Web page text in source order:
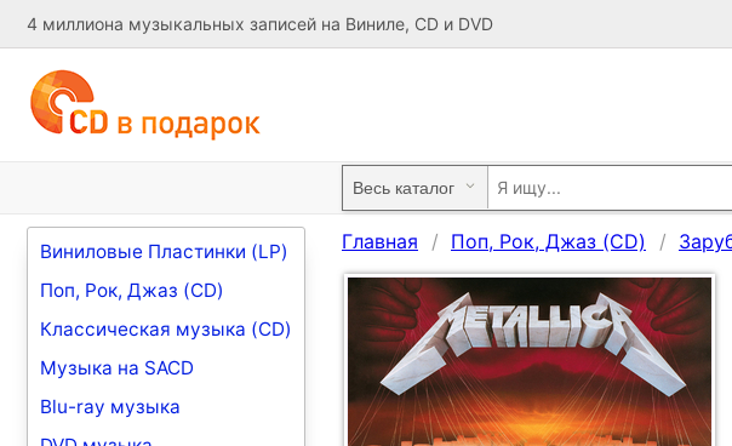
4 миллиона музыкальных записей на Виниле, CD и DVD
Виниловые Пластинки (LP)
Поп, Рок, Джаз (CD)
Классическая музыка (CD)
Музыка на SACD
Blu-ray музыка
Главная Поп, Рок, Джаз (CD)